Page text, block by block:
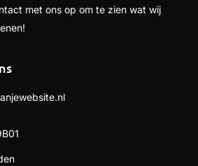
met ons op om te zien wat wij